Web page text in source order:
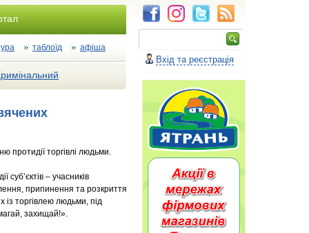
таблоїд афіша
протидії торгівлі людьми.
суб’єктів – учасників
припинення та розкриття
торгівлею людьми, під
захищай!».
Вхід та реєстрація